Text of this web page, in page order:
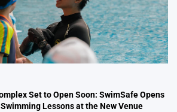
Set to Open Soon: SwimSafe Opens
Lessons at the New Venue